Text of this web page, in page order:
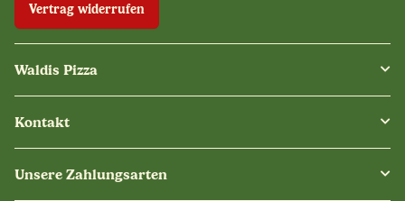
Vertrag widerrufen
Waldis Pizza
Kontakt
Unsere Zahlungsarten